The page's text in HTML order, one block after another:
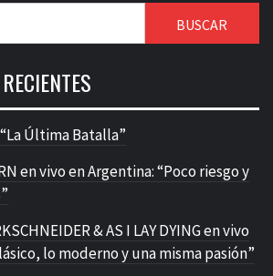
“La Última Batalla”
en vivo en Argentina: “Poco riesgo y
& AS I LAY DYING en vivo
lo moderno y una misma pasión”